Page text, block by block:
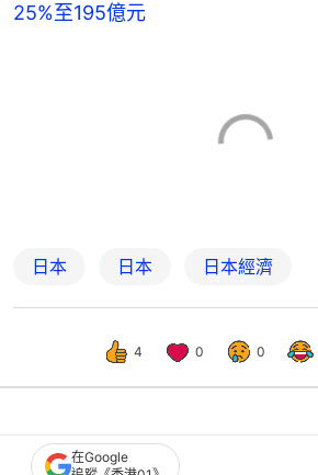
25%至195億元
日本 日本 日本經濟
4 0 0
經濟 財經快訊
在Google